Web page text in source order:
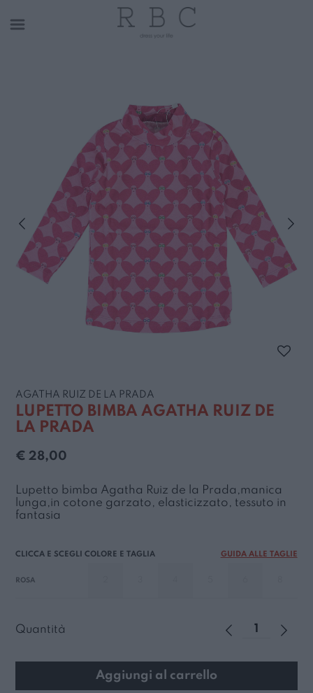
AGATHA RUIZ DE LA PRADA
LUPETTO BIMBA AGATHA RUIZ DE
LA PRADA
€ 28,00
Lupetto bimba Agatha Ruiz de la Prada,manica
lunga,in cotone garzato, elasticizzato, tessuto in
fantasia
GUIDA ALLE TAGLIE
ROSA
Quantità
Aggiungi al carrello